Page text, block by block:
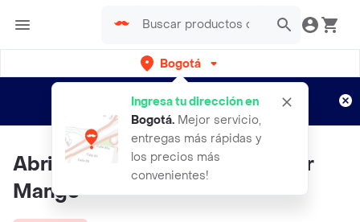
Bogotá
Ingresa tu dirección en
Bogotá. Mejor servicio,
entregas más rápidas y
los precios más
convenientes!
envíos gratis por semanas
Aplican TyC
Abrigo Eye Khaki Talla XS Mujer
Mango